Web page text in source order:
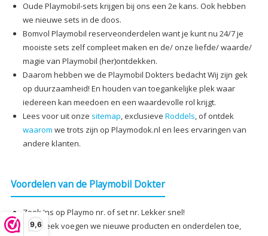
9,6
Oude Playmobil-sets krijgen bij ons een 2e kans. Ook hebben
we nieuwe sets in de doos.
Bomvol Playmobil reserveonderdelen want je kunt nu 24/7 je
mooiste sets zelf compleet maken en de/ onze liefde/ waarde/
magie van Playmobil (her)ontdekken.
Daarom hebben we de Playmobil Dokters bedacht Wij zijn gek
op duurzaamheid! En houden van toegankelijke plek waar
iedereen kan meedoen en een waardevolle rol krijgt.
Lees voor uit onze sitemap , exclusieve Roddels , of ontdek
waarom we trots zijn op Playmodok.nl en lees ervaringen van
andere klanten.
Voordelen van de Playmobil Dokter
Zoek 'ns op Playmo nr. of set nr. Lekker snel!
Elke week voegen we nieuwe producten en onderdelen toe,